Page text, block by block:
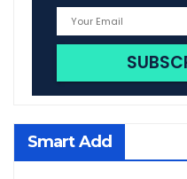
Smart Add